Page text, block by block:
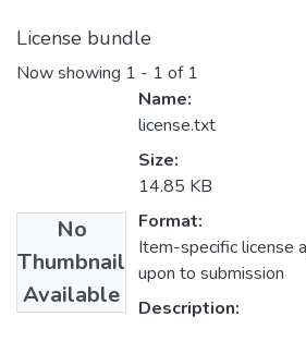
License bundle
Now showing 1 - 1 of 1
No
Thumbnail
Available
Name:
license.txt
Size:
14.85 KB
Format:
Item-specific license
upon to submission
Description: